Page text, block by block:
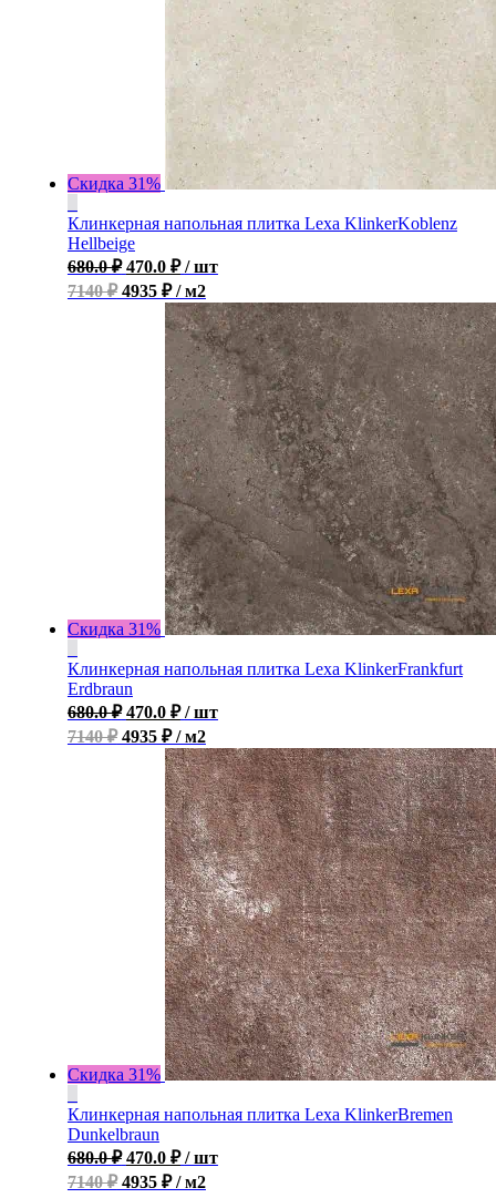
Скидка 31%
Клинкерная напольная плитка Lexa KlinkerKoblenz
Hellbeige
680.0₽ 470.0 ₽ / шт
7140 ₽4935 ₽ / м2
Скидка 31%
Клинкерная напольная плитка Lexa KlinkerFrankfurt
Erdbraun
680.0₽ 470.0 ₽ / шт
7140 ₽4935 ₽ / м2
Скидка 31%
Клинкерная напольная плитка Lexa KlinkerBremen
Dunkelbraun
680.0₽ 470.0 ₽ / шт
7140 ₽4935 ₽ / м2